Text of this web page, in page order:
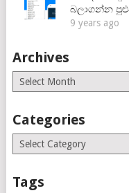
බලාගන්න
9 years ago
Archives
Archives
Categories
Categories
Tags